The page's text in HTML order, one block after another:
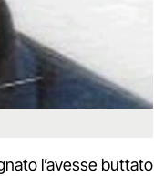
l’avesse buttato